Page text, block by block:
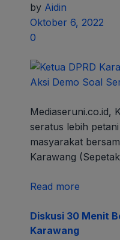
by Aidin
Oktober 6, 2022
0
Mediaseruni.co.id,
seratus lebih
masyarakat
Karawang
Read more
Diskusi 30 Menit
Karawang